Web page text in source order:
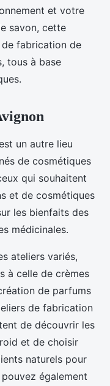
et votre
savon, cette
fabrication de
tous à base
un autre lieu
de cosmétiques
qui souhaitent
et de cosmétiques
les bienfaits des
médicinales.
ateliers variés,
à celle de crèmes
de parfums
de fabrication
de découvrir les
et de choisir
naturels pour
également